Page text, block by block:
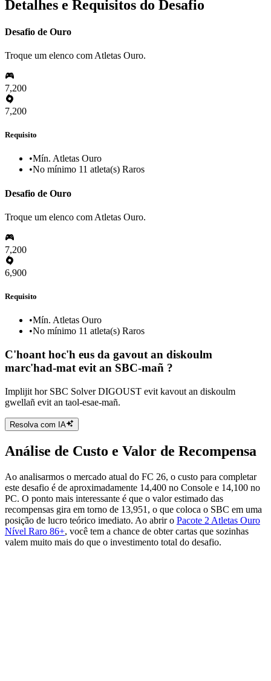
Detalhes e Requisitos do Desafio
Desafio de Ouro
Troque um elenco com Atletas Ouro.
7,200
7,200
Requisito
•Mín. Atletas Ouro
•No mínimo 11 atleta(s) Raros
Desafio de Ouro
Troque um elenco com Atletas Ouro.
7,200
6,900
Requisito
•Mín. Atletas Ouro
•No mínimo 11 atleta(s) Raros
C'hoant hoc'h eus da gavout an diskoulm
marc'had-mat evit an SBC-mañ ?
Implijit hor SBC Solver DIGOUST evit kavout an diskoulm
gwellañ evit an taol-esae-mañ.
Resolva com IA
Análise de Custo e Valor de Recompensa
Ao analisarmos o mercado atual do FC 26, o custo para completar
este desafio é de aproximadamente 14,400 no Console e 14,100 no
PC. O ponto mais interessante é que o valor estimado das
recompensas gira em torno de 13,951, o que coloca o SBC em uma
posição de lucro teórico imediato. Ao abrir o Pacote 2 Atletas Ouro
Nível Raro 86+, você tem a chance de obter cartas que sozinhas
valem muito mais do que o investimento total do desafio.